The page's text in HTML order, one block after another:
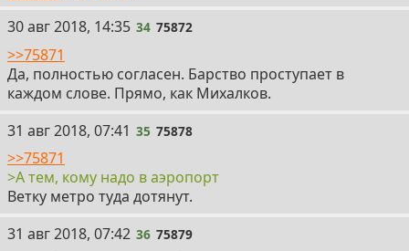
34
30 авг 2018, 14:35 34 75872
>>75871
Да, полностью согласен. Барство проступает в
каждом слове. Прямо, как Михалков.
35
31 авг 2018, 07:41 35 75878
>>75871
>А тем, кому надо в аэропорт
Ветку метро туда дотянут.
36
31 авг 2018, 07:42 36 75879